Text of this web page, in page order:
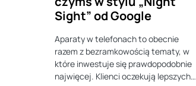
Sight” od Google
Aparaty w telefonach to obecnie
razem z bezramkowością tematy, w
które inwestuje się prawdopodobnie
najwięcej. Klienci oczekują lepszych…